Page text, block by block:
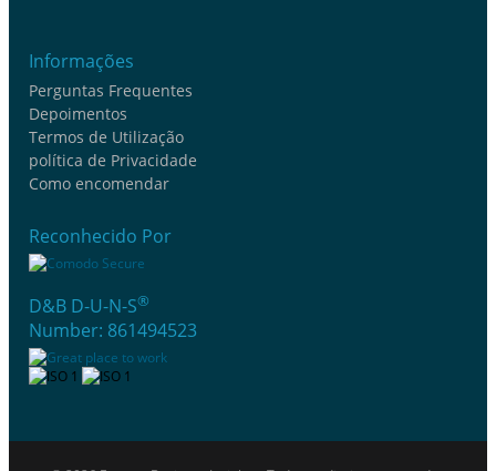
Informações
Perguntas Frequentes
Depoimentos
Termos de Utilização
política de Privacidade
Como encomendar
Reconhecido Por
D&B D-U-N-S®
Number: 861494523